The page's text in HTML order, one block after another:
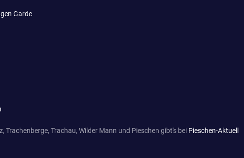
Trachenberge, Trachau, Wilder Mann und Pieschen gibt's bei Pieschen-Aktuell